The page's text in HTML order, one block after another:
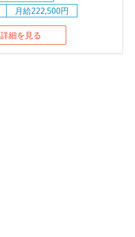
月給222,500円
詳細を見る